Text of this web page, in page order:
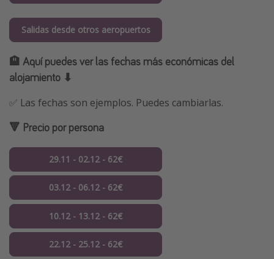
Salidas desde otros aeropuertos
🏨 Aquí puedes ver las fechas más económicas del
alojamiento ⬇
✅ Las fechas son ejemplos. Puedes cambiarlas.
🔻 Precio por persona
29.11 - 02.12 - 62€
03.12 - 06.12 - 62€
10.12 - 13.12 - 62€
22.12 - 25.12 - 62€